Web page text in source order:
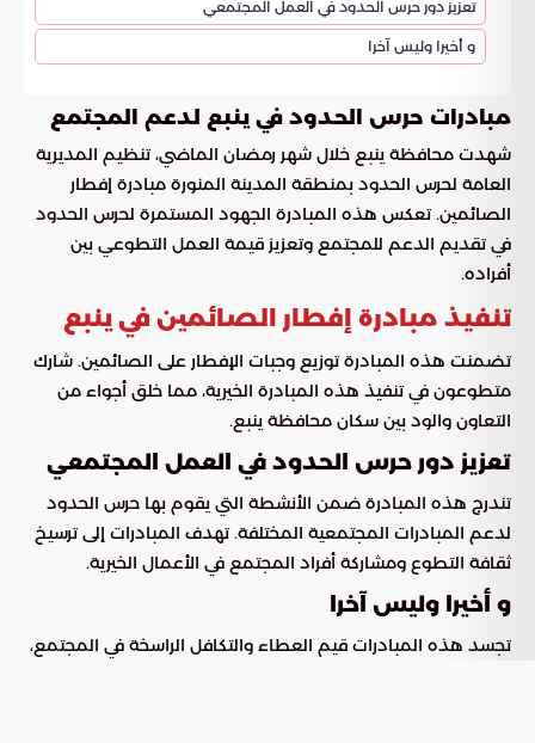
تعزيز دور حرس الحدود في العمل المجتمعي
و أخيرا وليس آخرا
مبادرات حرس الحدود في ينبع لدعم المجتمع
شهدت محافظة ينبع خلال شهر رمضان الماضي، تنظيم المديرية
العامة لحرس الحدود بمنطقة المدينة المنورة مبادرة إفطار
الصائمين. تعكس هذه المبادرة الجهود المستمرة لحرس الحدود
في تقديم الدعم للمجتمع وتعزيز قيمة العمل التطوعي بين
أفراده.
تنفيذ مبادرة إفطار الصائمين في ينبع
تضمنت هذه المبادرة توزيع وجبات الإفطار على الصائمين. شارك
متطوعون في تنفيذ هذه المبادرة الخيرية، مما خلق أجواء من
التعاون والود بين سكان محافظة ينبع.
تعزيز دور حرس الحدود في العمل المجتمعي
تندرج هذه المبادرة ضمن الأنشطة التي يقوم بها حرس الحدود
لدعم المبادرات المجتمعية المختلفة. تهدف المبادرات إلى ترسيخ
ثقافة التطوع ومشاركة أفراد المجتمع في الأعمال الخيرية.
و أخيرا وليس آخرا
تجسد هذه المبادرات قيم العطاء والتكافل الراسخة في المجتمع،